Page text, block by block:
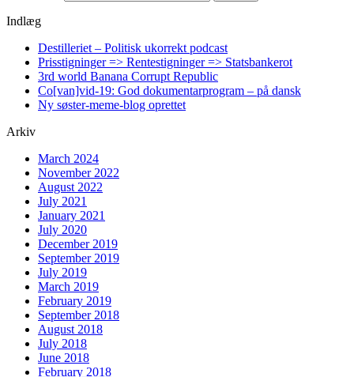
Indlæg
Destilleriet – Politisk ukorrekt podcast
Prisstigninger => Rentestigninger => Statsbankerot
3rd world Banana Corrupt Republic
Co[van]vid-19: God dokumentarprogram – på dansk
Ny søster-meme-blog oprettet
Arkiv
March 2024
November 2022
August 2022
July 2021
January 2021
July 2020
December 2019
September 2019
July 2019
March 2019
February 2019
September 2018
August 2018
July 2018
June 2018
February 2018